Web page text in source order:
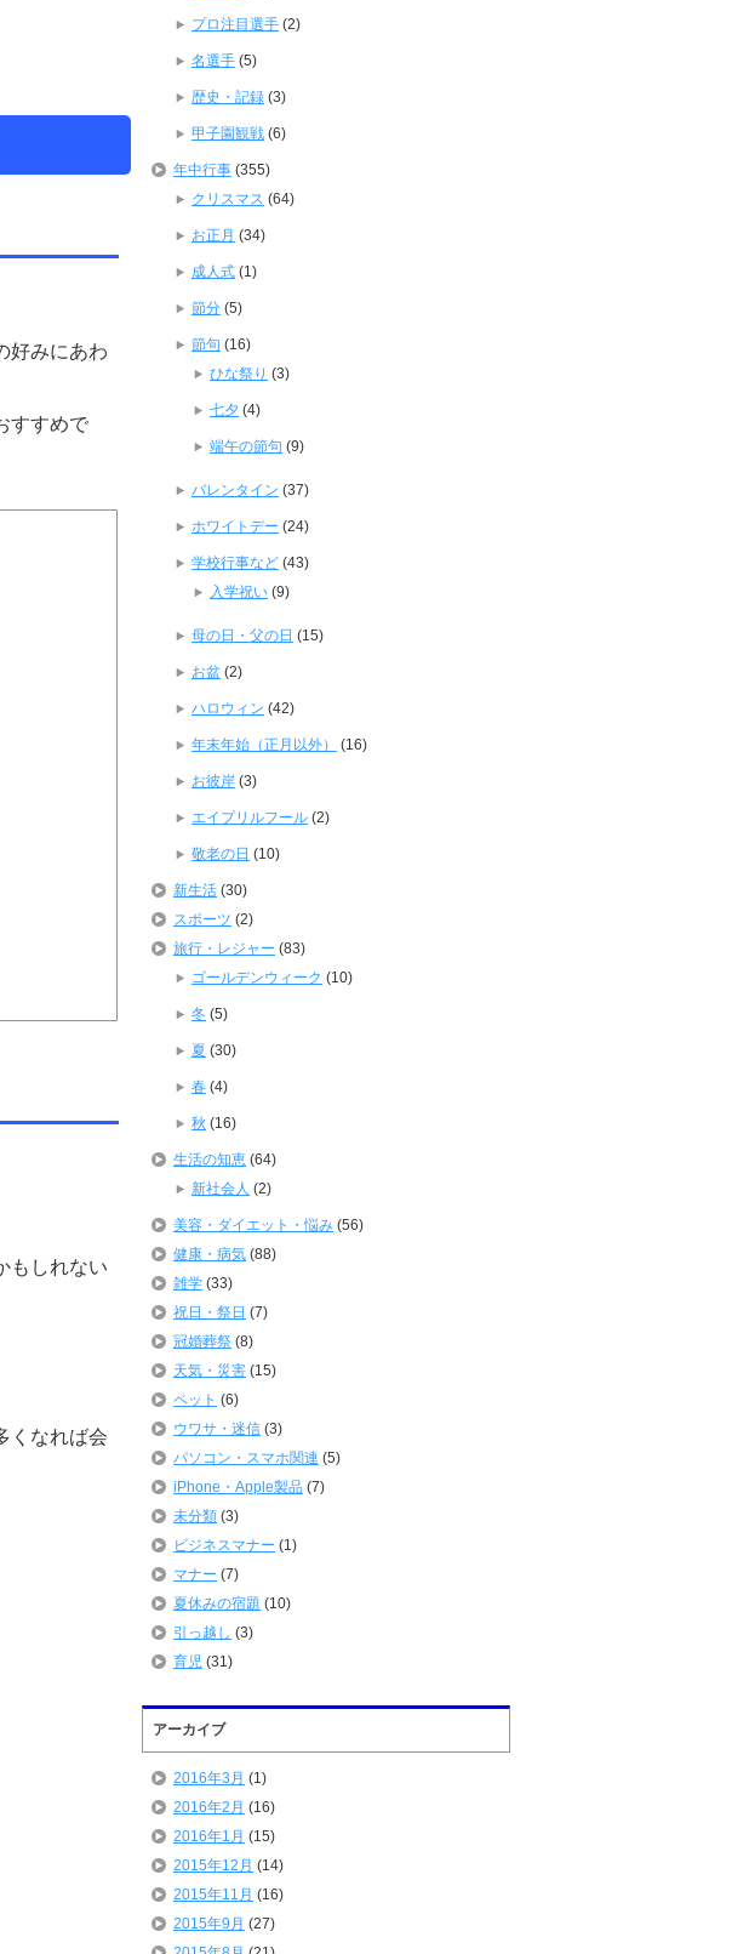
好みにあわ
すすめで
もしれない
くなれば会
プロ注目選手 (2)
名選手 (5)
歴史・記録 (3)
甲子園観戦 (6)
年中行事 (355)
クリスマス (64)
お正月 (34)
成人式 (1)
節分 (5)
節句 (16)
ひな祭り (3)
七夕 (4)
端午の節句 (9)
バレンタイン (37)
ホワイトデー (24)
学校行事など (43)
入学祝い (9)
母の日・父の日 (15)
お盆 (2)
ハロウィン (42)
年末年始（正月以外） (16)
お彼岸 (3)
エイプリルフール (2)
敬老の日 (10)
新生活 (30)
スポーツ (2)
旅行・レジャー (83)
ゴールデンウィーク (10)
冬 (5)
夏 (30)
春 (4)
秋 (16)
生活の知恵 (64)
新社会人 (2)
美容・ダイエット・悩み (56)
健康・病気 (88)
雑学 (33)
祝日・祭日 (7)
冠婚葬祭 (8)
天気・災害 (15)
ペット (6)
ウワサ・迷信 (3)
パソコン・スマホ関連 (5)
iPhone・Apple製品 (7)
未分類 (3)
ビジネスマナー (1)
マナー (7)
夏休みの宿題 (10)
引っ越し (3)
育児 (31)
アーカイブ
2016年3月 (1)
2016年2月 (16)
2016年1月 (15)
2015年12月 (14)
2015年11月 (16)
2015年9月 (27)